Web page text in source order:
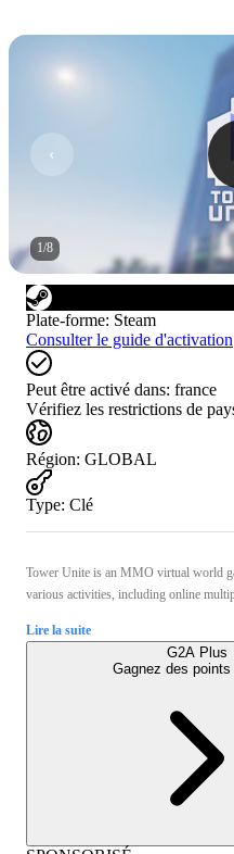
1/8
Plate-forme: Steam
Consulter le guide d'activation
Peut être activé dans: france
Vérifiez les restrictions de
Région: GLOBAL
Type: Clé
Tower Unite is an MMO virtual world
various activities, including online
Lire la suite
G2A Plus
Gagnez des